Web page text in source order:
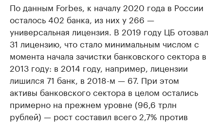
По данным Forbes, к началу 2020 года в России
осталось 402 банка, из них у 266 —
универсальная лицензия. В 2019 году ЦБ отозвал
31 лицензию, что стало минимальным числом с
момента начала зачистки банковского сектора в
2013 году: в 2014 году, например, лицензии
лишился 71 банк, в 2018-м — 67. При этом
активы банковского сектора в целом остались
примерно на прежнем уровне (96,6 трлн
рублей) — рост составил всего 2,7% против